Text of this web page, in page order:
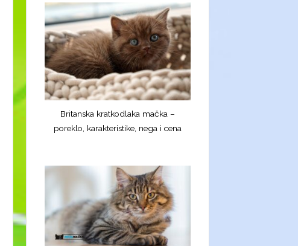
Britanska kratkodlaka mačka –
poreklo, karakteristike, nega i cena